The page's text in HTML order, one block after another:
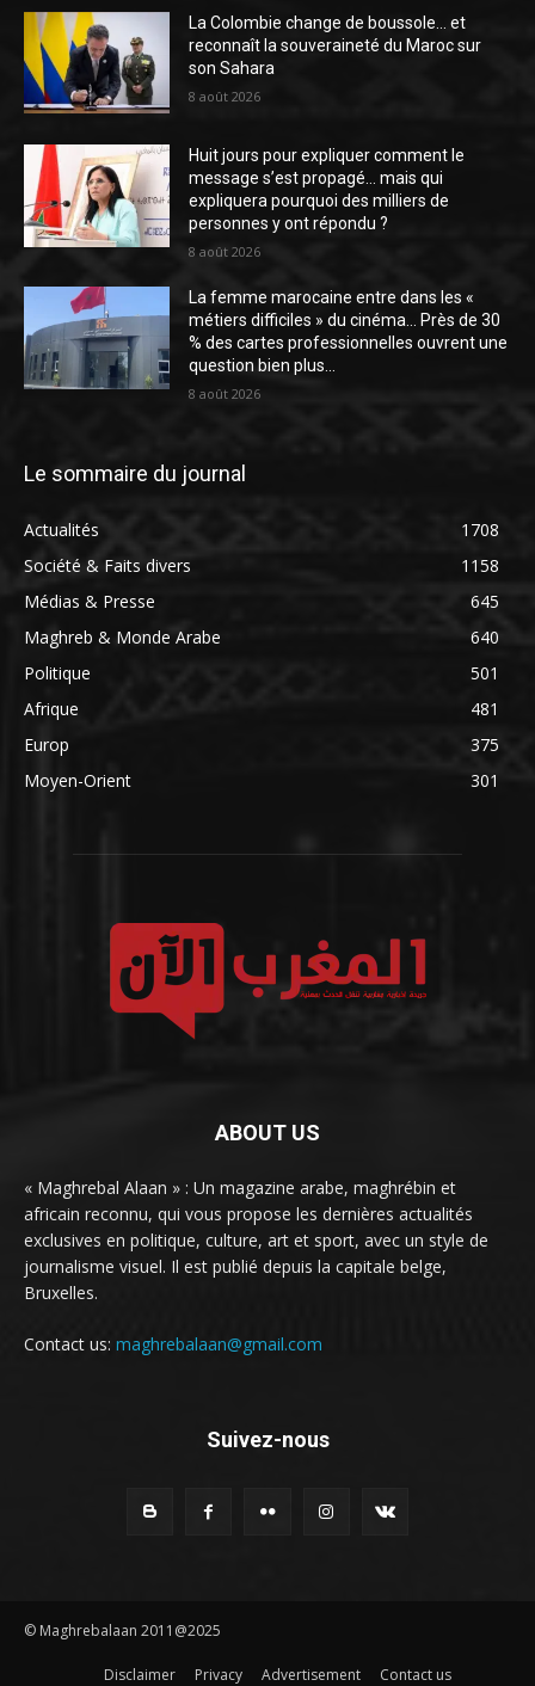
La Colombie change de boussole… et
reconnaît la souveraineté du Maroc sur
son Sahara
8 août 2026
Huit jours pour expliquer comment le
message s’est propagé… mais qui
expliquera pourquoi des milliers de
personnes y ont répondu ?
8 août 2026
La femme marocaine entre dans les «
métiers difficiles » du cinéma… Près de 30
% des cartes professionnelles ouvrent une
question bien plus...
8 août 2026
Le sommaire du journal
Actualités
1708
Société & Faits divers
1158
Médias & Presse
645
Maghreb & Monde Arabe
640
Politique
501
Afrique
481
Europ
375
Moyen-Orient
301
ABOUT US
« Maghrebal Alaan » : Un magazine arabe, maghrébin et
africain reconnu, qui vous propose les dernières actualités
exclusives en politique, culture, art et sport, avec un style de
journalisme visuel. Il est publié depuis la capitale belge,
Bruxelles.
Contact us: maghrebalaan@gmail.com
Suivez-nous
© Maghrebalaan 2011@2025
Disclaimer Privacy Advertisement Contact us